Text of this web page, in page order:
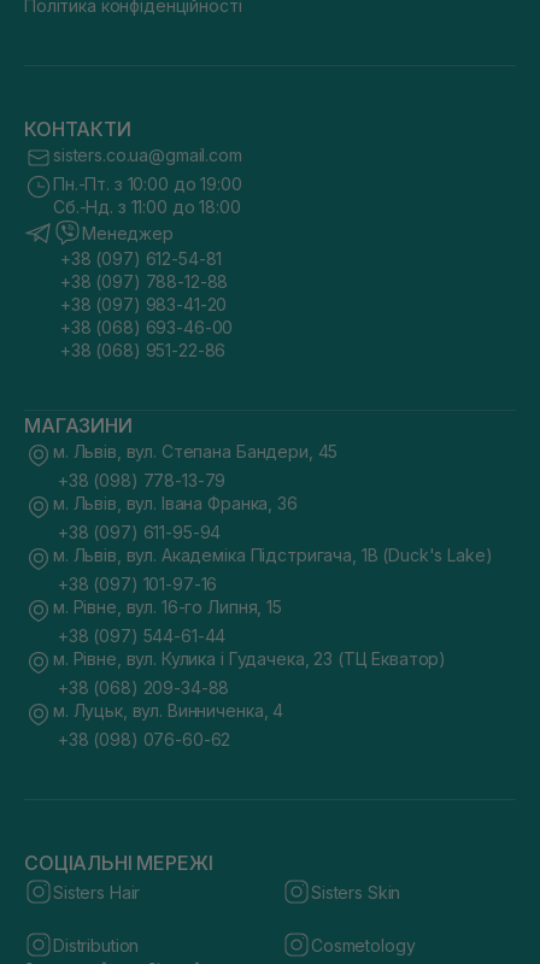
Політика конфіденційності
КОНТАКТИ
sisters.co.ua@gmail.com
Пн.-Пт. з 10:00 до 19:00
Сб.-Нд. з 11:00 до 18:00
Менеджер
+38 (097) 612-54-81
+38 (097) 788-12-88
+38 (097) 983-41-20
+38 (068) 693-46-00
+38 (068) 951-22-86
МАГАЗИНИ
м. Львів, вул. Степана Бандери, 45
+38 (098) 778-13-79
м. Львів, вул. Івана Франка, 36
+38 (097) 611-95-94
м. Львів, вул. Академіка Підстригача, 1В (Duck's Lake)
+38 (097) 101-97-16
м. Рівне, вул. 16-го Липня, 15
+38 (097) 544-61-44
м. Рівне, вул. Кулика і Гудачека, 23 (ТЦ Екватор)
+38 (068) 209-34-88
м. Луцьк, вул. Винниченка, 4
+38 (098) 076-60-62
СОЦІАЛЬНІ МЕРЕЖІ
Sisters Hair Sisters Skin
Distribution Cosmetology